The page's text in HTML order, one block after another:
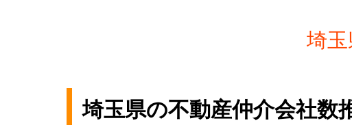
埼
埼玉県の不動産仲介会社数